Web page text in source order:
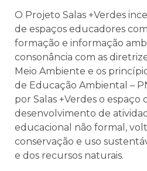
O Projeto Salas +Verdes
de espaços educadores
formação e informação
consonância com as
Meio Ambiente e os
de Educação Ambiental –
por Salas +Verdes o espaço
desenvolvimento de
educacional não formal,
conservação e uso
e dos recursos naturais.